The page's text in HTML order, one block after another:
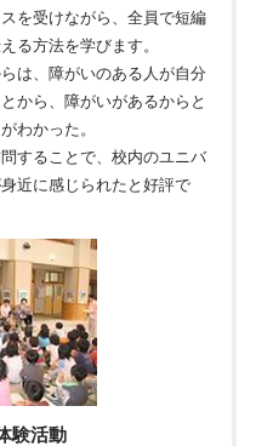
を受けながら、全員で短編
る方法を学びます。
は、障がいのある人が自分
から、障がいがあるからと
わかった。
することで、校内のユニバ
近に感じられたと好評で
験活動